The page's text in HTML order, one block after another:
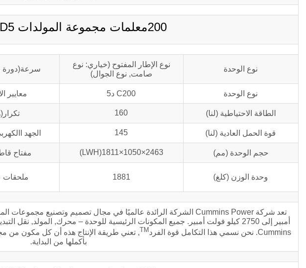
200معلمات مجموعة المولدات kva C200D5
نوع الوحدة
نوع الإطار المفتوح (خياري: نوع
صامت, نوع الجوال)
سرعة(دورة
نوع الوحدة C200 د5 معايير
الطاقة الاحتياطية (لنا) 160
قوة الحمل العادية (لنا) 145 الجهد
حجم الوحدة (مم) 2463×1050×1811(LWH) مفتاح
وحدة الوزن (كلغ) 1881 ملحقات
أمبير إلى 2750 كيلو فولت أمبير. جميع المكونات الرئيسية للوحدة – محرك, المولد,
Cummins. نحن نسمي هذا التكامل قوة الفرد
TM, تعني طريقة الإنتاج هذه أن كل مكون من
بأكملها من البداية.